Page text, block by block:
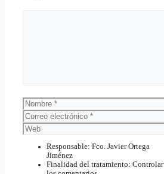
Nombre
Correo
electrónico
Web
Responsable: Fco. Javier Ortega
Jiménez
Finalidad del tratamiento: Controlar